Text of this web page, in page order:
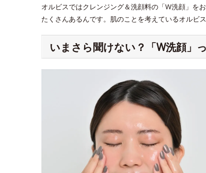
オルビスではクレンジング＆洗顔料の「W洗顔」を
たくさんあるんです。肌のことを考えているオルビ
いまさら聞けない？「W洗顔」